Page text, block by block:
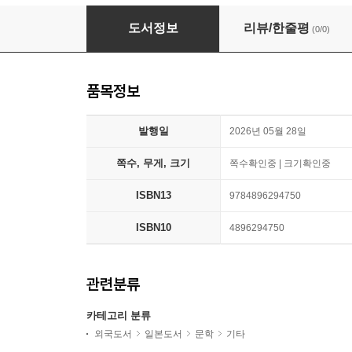
詩を燈し野にゆく
도서정보 리뷰/한줄평 (0/0)
품목정보
발행일 2026년 05월 28일
쪽수, 무게, 크기 쪽수확인중 | 크기확인중
ISBN13 9784896294750
ISBN10 4896294750
관련분류
카테고리 분류
외국도서 일본도서 문학 기타